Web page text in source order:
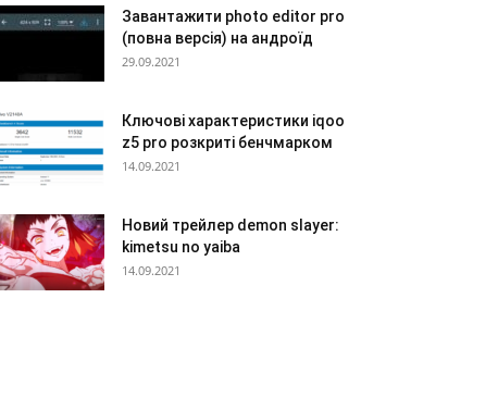
Завантажити photo editor pro
(повна версія) на андроїд
29.09.2021
Ключові характеристики iqoo
z5 pro розкриті бенчмарком
14.09.2021
Новий трейлер demon slayer:
kimetsu no yaiba
14.09.2021